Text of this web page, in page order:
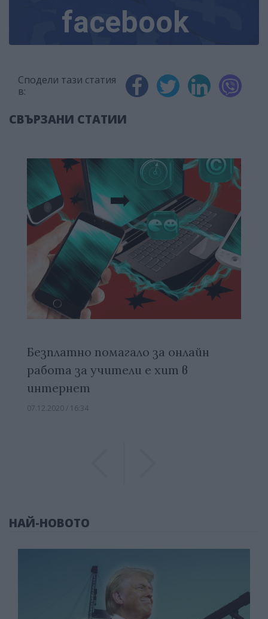
facebook
Сподели тази статия
в:
СВЪРЗАНИ СТАТИИ
Безплатно помагало за онлайн
работа за учители е хит в
интернет
07.12.2020 / 16:34
НАЙ-НОВОТО